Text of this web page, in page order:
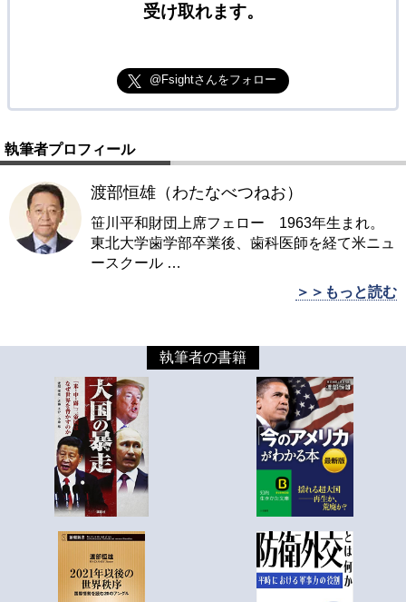
受け取れます。
@Fsightさんをフォロー
執筆者プロフィール
渡部恒雄（わたなべつねお）
笹川平和財団上席フェロー 1963年生まれ。
東北大学歯学部卒業後、歯科医師を経て米ニュ
ースクール …
＞＞もっと読む
執筆者の書籍